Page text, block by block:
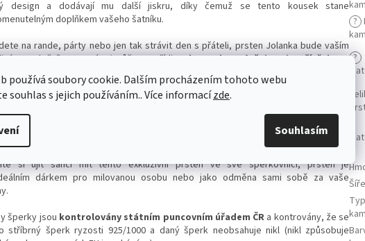
používá soubory cookie. Dalším procházením tohoto webu
souhlas s jejich používáním.. Více informacízde.
Souhlasím
design a dodávají mu další jiskru, díky čemuž se tento kousek stane
doplňkem vašeho šatníku.
na rande, párty nebo jen tak strávit den s přáteli, prsten Jolanka bude vaším
společníkem. Navíc si můžete poříditcelou sadu s náušnicemi a přívěskem,
měli kompletní look, který vás bude provázet od rána do večera.
se používá v ezoterice, a to zejména kezklidnění mysli
vede ke
zklidňuje přemrštěné emocea vzorce chování.
svému majiteli
, rozvíjí komunikaci, spiritualitu. Je to
přírodní kámen.
si ujít šanci mít tento exkluzivní prsten ve své šperkovnici, prsten je
dárkem pro milovanou osobu nebo jako odměna sami sobě za vaše
šperky jsou kontrolovány státním puncovním úřadem ČR a kontrovány, že se
stříbrný šperk ryzosti 925/1000 a daný šperk neobsahuje nikl (nikl způsobuje
?
?
Typ